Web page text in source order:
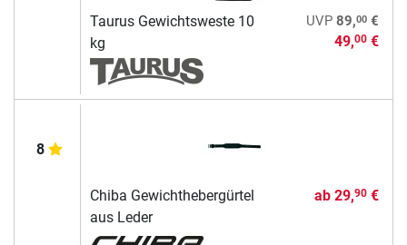
Taurus Gewichtsweste 10
kg
UVP 89,00€
49,00€
8
Chiba Gewichthebergürtel
aus Leder
ab 29,90€